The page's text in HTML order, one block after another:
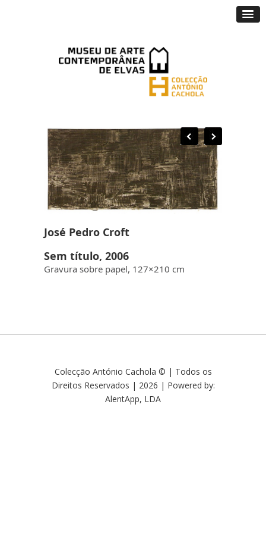
José Pedro Croft
Sem título, 2006
Gravura sobre papel, 127×210 cm
Colecção António Cachola © | Todos os
Direitos Reservados | 2026 | Powered by:
AlentApp, LDA